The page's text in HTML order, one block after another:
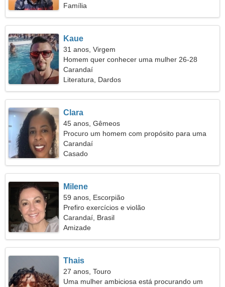
Família
Kaue
31 anos, Virgem
Homem quer conhecer uma mulher 26-28
Carandaí
Literatura, Dardos
Clara
45 anos, Gêmeos
Procuro um homem com propósito para uma
família
Carandaí
Casado
Milene
59 anos, Escorpião
Prefiro exercícios e violão
Carandaí, Brasil
Amizade
Thais
27 anos, Touro
Uma mulher ambiciosa está procurando um